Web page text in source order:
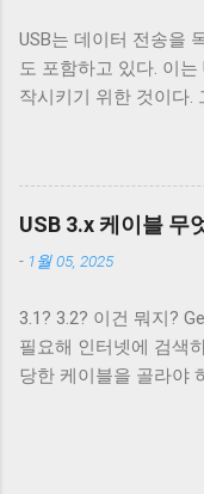
주는 플래그는 ONLCR
출력을 해석할 때 NL
ONLCR 이 꺼져있다
운영 체제에서 윈도우
하게 해주는 OCRNL 플
새로운 모양의 Type B
는 4개의 핀만을 가지
문이다. 따라서 Type B
하지만 Type A 컨넥터
대칭으로 24개의 핀을
Type C 컨넥터는 컨넥
Type C 케이블이지만
만나게 된다. USB 2.0
는 상황이 좀 재밌다.
너무 많이 사용됐다.
USB는 데이터 전송을
도 포함하고 있다. 이
작시키기 위한 것이다.
하지만 이 스펙은 어
데 필요한 디바이스를
을 위해 이용하려는
닌 외장 하드 같은 디
USB를 통한 전원 충전
MP3 플레이어나 PMP
가지고 나왔다. 어차피
니 별도의 충전 포트를
브랜드마다 독자적인
USB 3.x 케이블 무
- 1월 05, 2025
3.1? 3.2? 이건 뭐지?
필요해 인터넷에 검색
당한 케이블을 골라야
가 있을까? 3.2 Gen 1